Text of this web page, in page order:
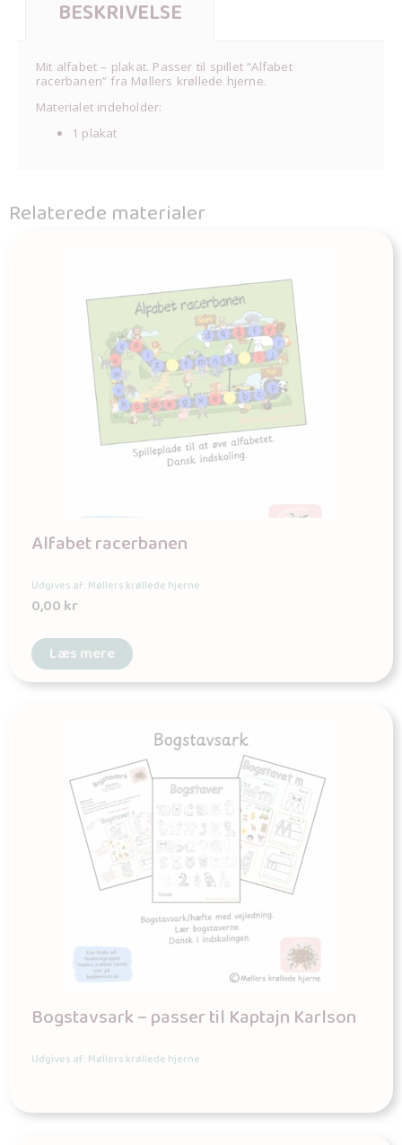
BESKRIVELSE
Mit alfabet – plakat. Passer til spillet “Alfabet
racerbanen” fra Møllers krøllede hjerne.
Materialet indeholder:
1 plakat
Relaterede materialer
Alfabet racerbanen
Udgives af: Møllers krøllede hjerne
0,00kr
Læs mere
Bogstavsark – passer til Kaptajn Karlson
Udgives af: Møllers krøllede hjerne